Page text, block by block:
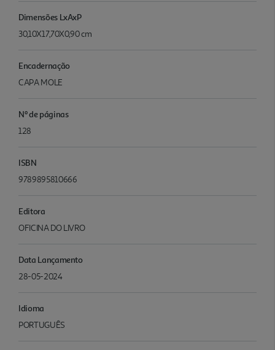
Dimensões LxAxP
30,10X17,70X0,90 cm
Encadernação
CAPA MOLE
Nº de páginas
128
ISBN
9789895810666
Editora
OFICINA DO LIVRO
Data Lançamento
28-05-2024
Idioma
PORTUGUÊS